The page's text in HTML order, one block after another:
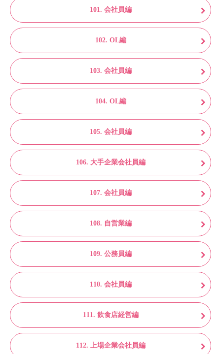
101. 会社員編
102. OL編
103. 会社員編
104. OL編
105. 会社員編
106. 大手企業会社員編
107. 会社員編
108. 自営業編
109. 公務員編
110. 会社員編
111. 飲食店経営編
112. 上場企業会社員編